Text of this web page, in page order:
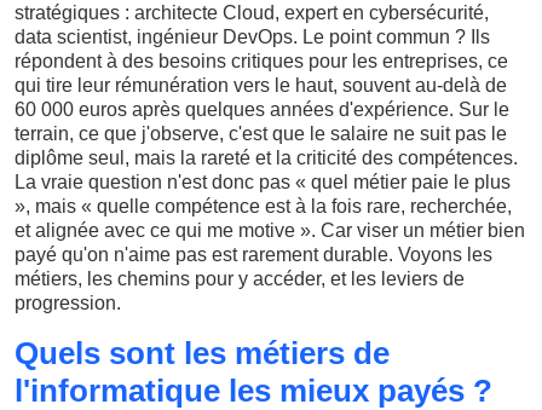
stratégiques : architecte Cloud, expert en cybersécurité,
data scientist, ingénieur DevOps. Le point commun ? Ils
répondent à des besoins critiques pour les entreprises, ce
qui tire leur rémunération vers le haut, souvent au-delà de
60 000 euros après quelques années d'expérience. Sur le
terrain, ce que j'observe, c'est que le salaire ne suit pas le
diplôme seul, mais la rareté et la criticité des compétences.
La vraie question n'est donc pas « quel métier paie le plus
», mais « quelle compétence est à la fois rare, recherchée,
et alignée avec ce qui me motive ». Car viser un métier bien
payé qu'on n'aime pas est rarement durable. Voyons les
métiers, les chemins pour y accéder, et les leviers de
progression.
Quels sont les métiers de
l'informatique les mieux payés ?